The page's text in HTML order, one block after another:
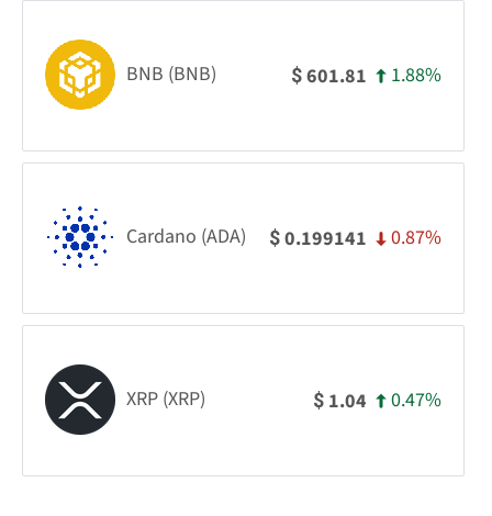
BNB (BNB) $601.81 1.88%
Cardano (ADA) $0.199141 0.87%
XRP (XRP) $ 1.04 0.47%